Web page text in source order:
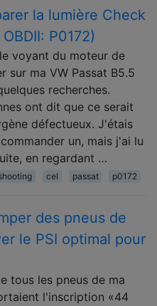
la lumière Check
P0172)
voyant du moteur de
sur ma VW Passat B5.5
recherches.
ont dit que ce serait
défectueux. J'étais
un, mais j'ai lu
en regardant …
cel passat p0172
des pneus de
le PSI optimal pour
tous les pneus de ma
l'inscription «44